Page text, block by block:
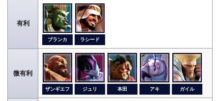
有利
ブランカ ラシード
微有利
ザンギエフ ジュリ 本田 アキ ガイル